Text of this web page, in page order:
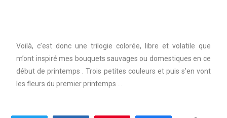
Voilà, c’est donc une trilogie colorée, libre et volatile que
m’ont inspiré mes bouquets sauvages ou domestiques en ce
début de printemps . Trois petites couleurs et puis s’en vont
les fleurs du premier printemps …